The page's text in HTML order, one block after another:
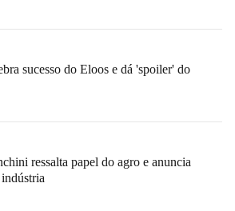
sucesso do Eloos e dá 'spoiler' do
ressalta papel do agro e anuncia